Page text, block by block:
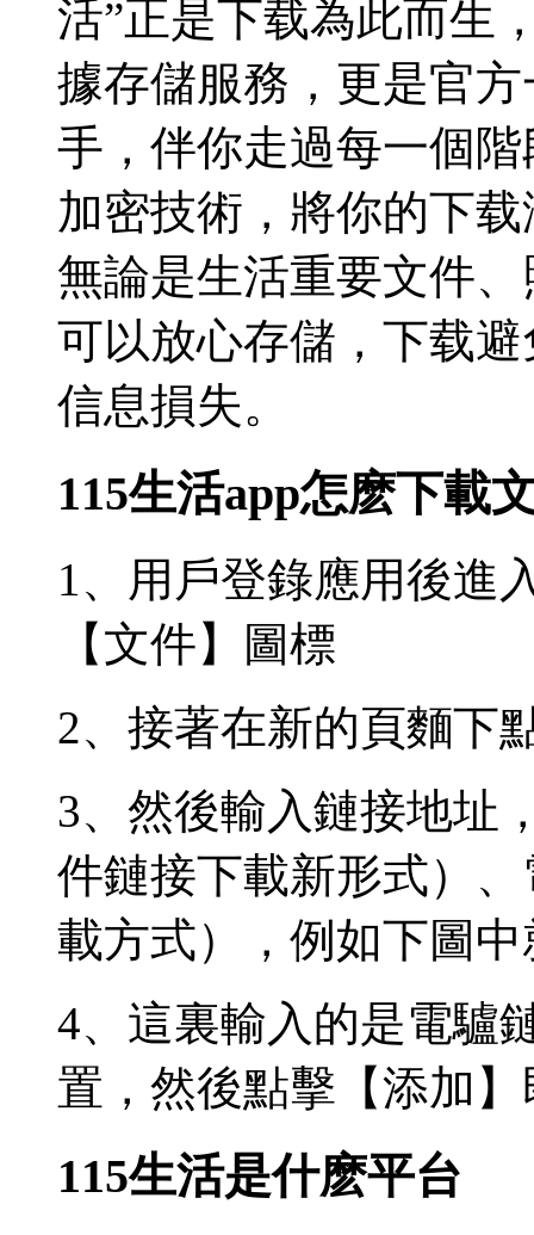
活”正是下载為此而生
據存儲服務，更是官
手，伴你走過每一個
加密技術，將你的下
無論是生活重要文件
可以放心存儲，下载避
信息損失。
115生活app怎麽下載
1、用戶登錄應用後進
【文件】圖標
2、接著在新的頁麵下
3、然後輸入鏈接地址
件鏈接下載新形式）
載方式），例如下圖
4、這裏輸入的是電驢
置，然後點擊【添加
115生活是什麽平台